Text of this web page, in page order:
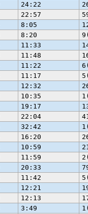
24:22
22:57
8:05
8:20
11:33
11:48
11:22
11:17
12:32
10:35
19:17
22:04
32:42
16:20
10:59
11:59
20:33
11:42
12:21
12:13
3:49